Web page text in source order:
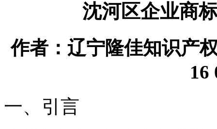
沈河区企业商
作者：辽宁隆佳知识产
16
一、引言